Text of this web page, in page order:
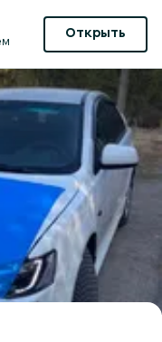
Открыть